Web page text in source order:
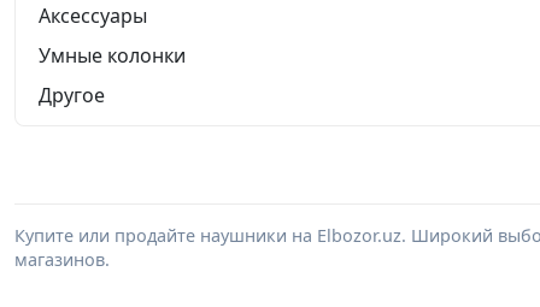
Аксессуары
Умные колонки
Другое
Купите или продайте наушники на Elbozor.uz. Широкий
магазинов.